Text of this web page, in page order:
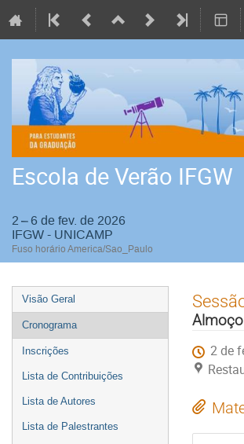
Escola de Verão IFGW
2 – 6 de fev. de 2026
IFGW - UNICAMP
Fuso horário America/Sao_Paulo
Event
menu
Visão Geral
Cronograma
Inscrições
Lista de Contribuições
Lista de Autores
Lista de Palestrantes
Almoço
2 de